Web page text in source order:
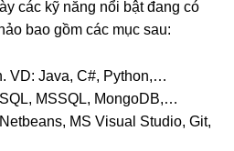
các kỹ năng nổi bật đang có
bao gồm các mục sau:
VD: Java, C#, Python,…
MSSQL, MongoDB,…
MS Visual Studio, Git,